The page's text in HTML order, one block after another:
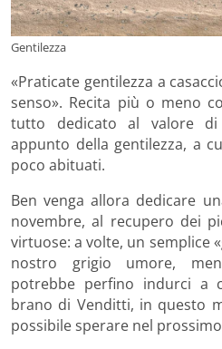
Gentilezza
«Praticate gentilezza a
senso». Recita più o meno
tutto dedicato al valore
appunto della gentilezza, a
poco abituati.
Ben venga allora dedicare
novembre, al recupero dei
virtuose: a volte, un semplice
nostro grigio umore,
potrebbe perfino indurci a
brano di Venditti, in questo
possibile sperare nel